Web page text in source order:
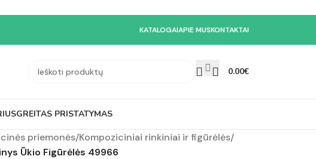
KATALOGAIAPIE MUSKONTAKTAI
0.00€
GREITAS PRISTATYMAS
priemonės/Kompoziciniai rinkiniai ir figūrėlės/
Ūkio Figūrėlės 49966